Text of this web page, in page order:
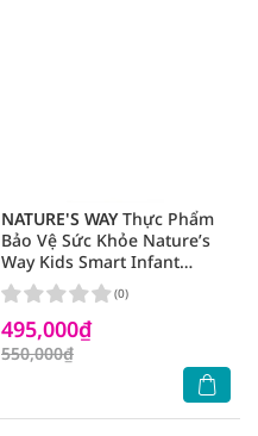
NATURE'S WAYThực Phẩm
Bảo Vệ Sức Khỏe Nature’s
Way Kids Smart Infant
Drops VD3 13ml
495,000₫
550,000₫
(0)